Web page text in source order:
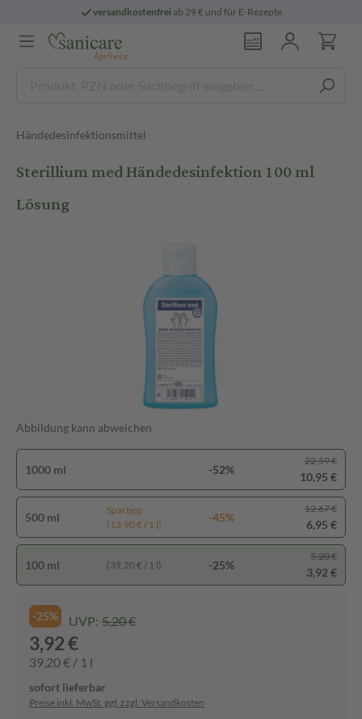
versandkostenfreiab 29 € und für E-Rezepte
Händedesinfektionsmittel
Sterillium med Händedesinfektion 100 ml
Lösung
Abbildung kann abweichen
1000 ml -52%
22,59 €
10,95 €
500 ml
Spartipp
(13,90 € / 1 l)
-45%
12,67 €
6,95 €
100 ml (39,20 € / 1 l) -25%
5,20 €
3,92 €
-25% UVP: 5,20 €
3,92 €
39,20 € / 1 l
sofort lieferbar
Preise inkl. MwSt. ggf. zzgl. Versandkosten